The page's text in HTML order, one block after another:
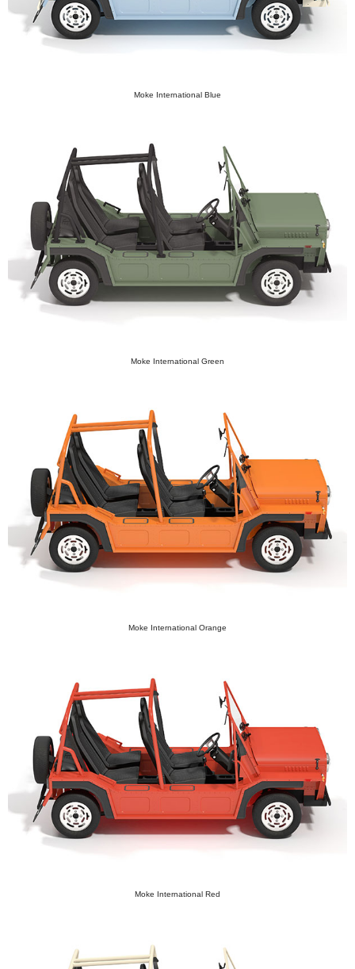
Moke International Blue
Moke International Green
Moke International Orange
Moke International Red